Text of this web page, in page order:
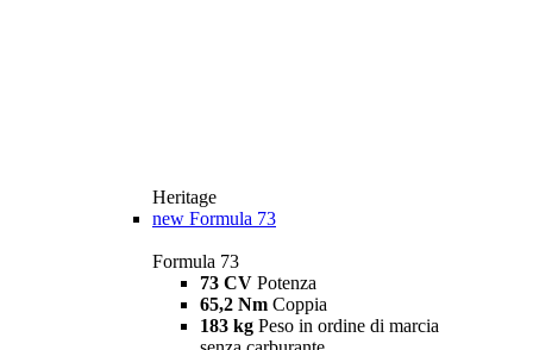
Heritage
new Formula 73
Formula 73
73 CV Potenza
65,2 Nm Coppia
183 kg Peso in ordine di marcia